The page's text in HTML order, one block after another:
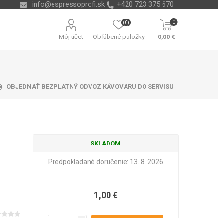
info@espressoprofi.sk +420 723 375 670
Môj účet Obľúbené položky
(0) 0
0,00 €
usadeniny
Melitta Cleamen
OBJEDNAŤ BEZPLATNÝ ODVOZ KÁVOVARU DO SERVISU
SKLADOM
Predpokladané doručenie: 13. 8. 2026
1,00 €